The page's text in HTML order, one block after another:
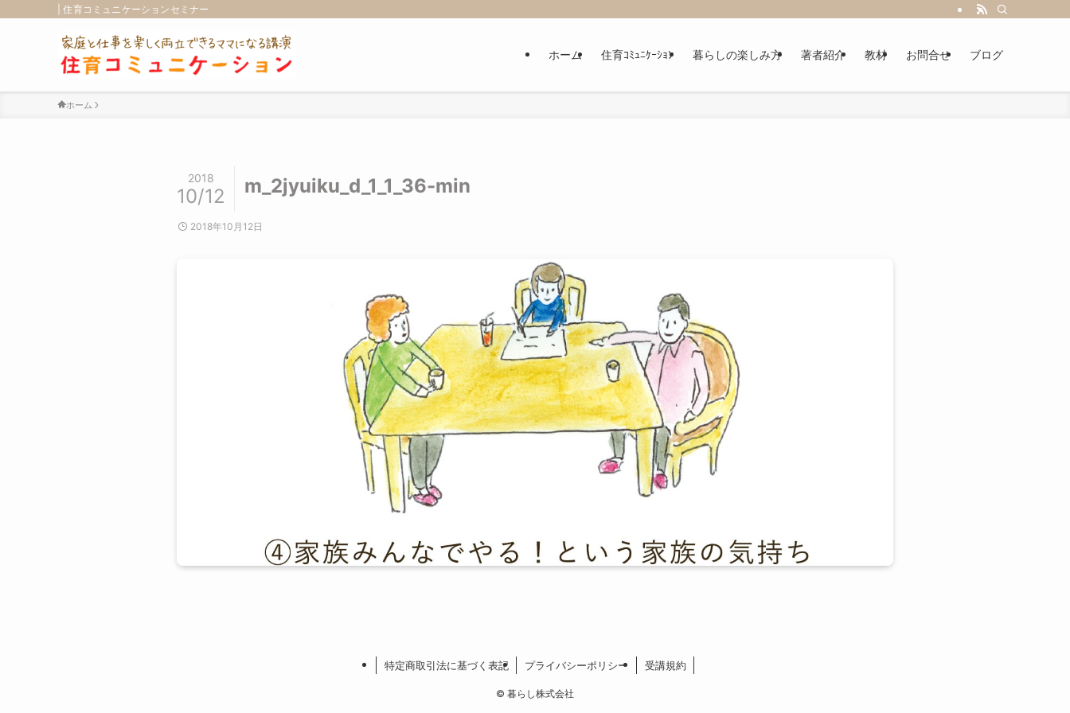
| 住育コミュニケーションセミナー
ホーム 住育ｺﾐｭﾆｹｰｼｮﾝ 暮らしの楽しみ方 著者紹介 教材 お問合せ ブログ
ホーム
m_2jyuiku_d_1_1_36-min
2018
10/12
2018年10月12日
特定商取引法に基づく表記 プライバシーポリシー 受講規約
© 暮らし株式会社